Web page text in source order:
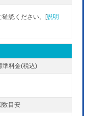
確認ください。[説明